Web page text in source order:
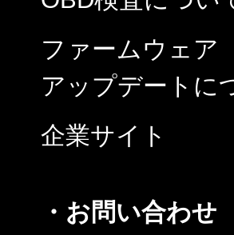
ファームウェア
アップデートに
企業サイト
・お問い合わせ